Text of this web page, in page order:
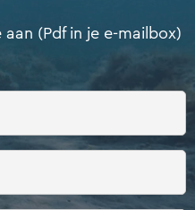
(Pdf in je e-mailbox)